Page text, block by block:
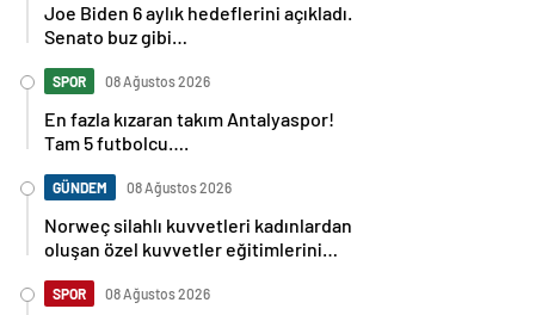
Joe Biden 6 aylık hedeflerini açıkladı.
Senato buz gibi…
SPOR 08 Ağustos 2026
En fazla kızaran takım Antalyaspor!
Tam 5 futbolcu….
GÜNDEM 08 Ağustos 2026
Norweç silahlı kuvvetleri kadınlardan
oluşan özel kuvvetler eğitimlerini
SPOR 08 Ağustos 2026